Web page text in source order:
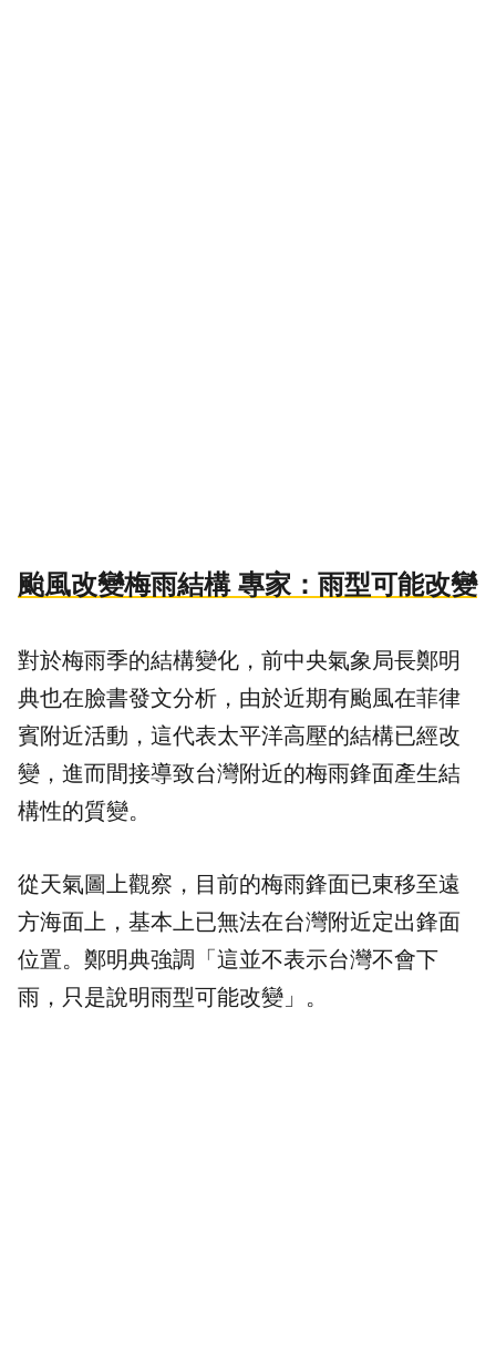
颱風改變梅雨結構 專家：雨型可能改變
對於梅雨季的結構變化，前中央氣象局長鄭明
典也在臉書發文分析，由於近期有颱風在菲律
賓附近活動，這代表太平洋高壓的結構已經改
變，進而間接導致台灣附近的梅雨鋒面產生結
構性的質變。
從天氣圖上觀察，目前的梅雨鋒面已東移至遠
方海面上，基本上已無法在台灣附近定出鋒面
位置。鄭明典強調「這並不表示台灣不會下
雨，只是說明雨型可能改變」。